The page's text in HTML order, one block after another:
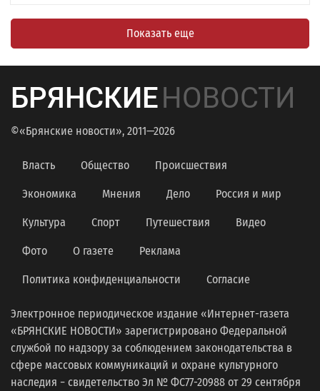
Показать еще
БРЯНСКИЕНОВОСТИ
©«Брянские новости», 2011—2026
Власть Общество Происшествия
Экономика Мнения Дело Россия и мир
Культура Спорт Путешествия Видео
Фото О газете Реклама
Политика конфиденциальности Согласие
Электронное периодическое издание «Интернет-газета
«БРЯНСКИЕ НОВОСТИ» зарегистрировано Федеральной
службой по надзору за соблюдением законодательства в
сфере массовых коммуникаций и охране культурного
наследия − свидетельство Эл № ФС77-20988 от 29 сентября